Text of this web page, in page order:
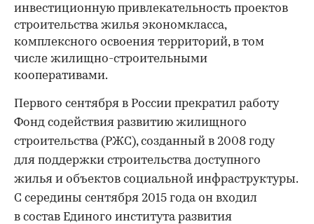
инвестиционную привлекательность проектов
строительства жилья экономкласса,
комплексного освоения территорий, в том
числе жилищно-строительными
кооперативами.
Первого сентября в России прекратил работу
Фонд содействия развитию жилищного
строительства (РЖС), созданный в 2008 году
для поддержки строительства доступного
жилья и объектов социальной инфраструктуры.
С середины сентября 2015 года он входил
в состав Единого института развития